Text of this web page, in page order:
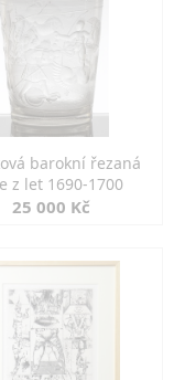
barokní řezaná
z let 1690-1700
25 000 Kč